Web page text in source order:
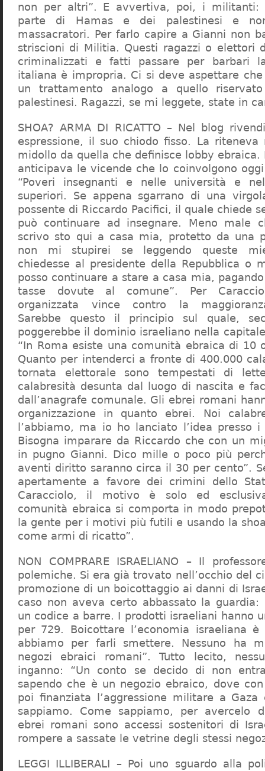
non per altri”. E avvertiva, poi, i militanti:
parte di Hamas e dei palestinesi e
massacratori. Per farlo capire a Gianni non
striscioni di Militia. Questi ragazzi o elettori
criminalizzati e fatti passare per barbari
italiana è impropria. Ci si deve aspettare
un trattamento analogo a quello
palestinesi. Ragazzi, se mi leggete, state in
SHOA? ARMA DI RICATTO – Nel blog
espressione, il suo chiodo fisso. La
midollo da quella che definisce lobby ebraica.
anticipava le vicende che lo coinvolgono
“Poveri insegnanti e nelle università e
superiori. Se appena sgarrano di una
possente di Riccardo Pacifici, il quale chiede
può continuare ad insegnare. Meno male
scrivo sto qui a casa mia, protetto da una
non mi stupirei se leggendo queste
chiedesse al presidente della Repubblica o
posso continuare a stare a casa mia,
tasse dovute al comune”. Per
organizzata vince contro la
Sarebbe questo il principio sul quale,
poggerebbe il dominio israeliano nella
“In Roma esiste una comunità ebraica di 10
Quanto per intenderci a fronte di 400.000
tornata elettorale sono tempestati di
calabresità desunta dal luogo di nascita e
dall’anagrafe comunale. Gli ebrei romani
organizzazione in quanto ebrei. Noi
l’abbiamo, ma io ho lanciato l’idea presso
Bisogna imparare da Riccardo che con un
in pugno Gianni. Dico mille o poco più
aventi diritto saranno circa il 30 per cento”.
apertamente a favore dei crimini dello
Caracciolo, il motivo è solo ed
comunità ebraica si comporta in modo
la gente per i motivi più futili e usando la
come armi di ricatto”.
NON COMPRARE ISRAELIANO – Il
polemiche. Si era già trovato nell’occhio del
promozione di un boicottaggio ai danni di
caso non aveva certo abbassato la guardia:
un codice a barre. I prodotti israeliani hanno
per 729. Boicottare l’economia israeliana è
abbiamo per farli smettere. Nessuno ha
negozi ebraici romani”. Tutto lecito,
inganno: “Un conto se decido di non
sapendo che è un negozio ebraico, dove
poi finanziata l’aggressione militare a
sappiamo. Come sappiamo, per avercelo
ebrei romani sono accessi sostenitori di
rompere a sassate le vetrine degli stessi
LEGGI ILLIBERALI – Poi uno sguardo alla